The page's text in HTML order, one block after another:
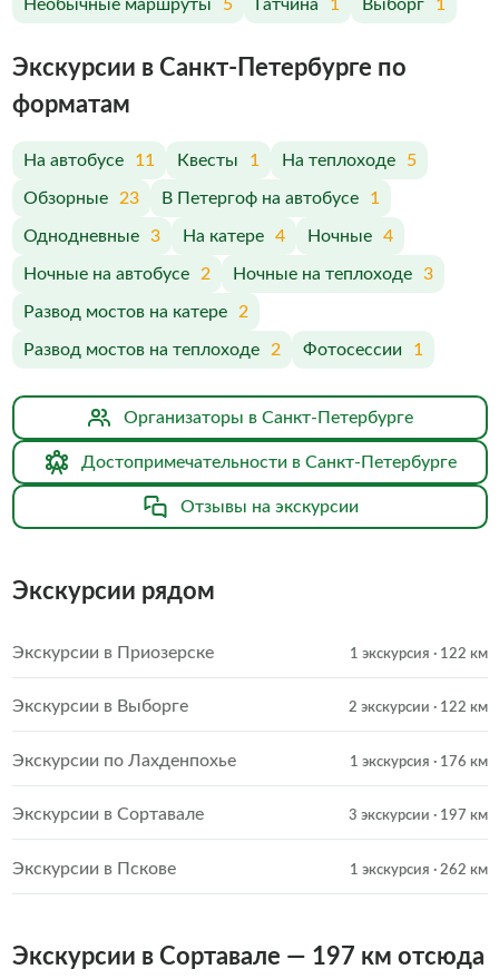
Необычные маршруты 5 Гатчина 1 Выборг 1
Экскурсии в Санкт-Петербурге по
форматам
На автобусе 11 Квесты 1 На теплоходе 5
Обзорные 23 В Петергоф на автобусе 1
Однодневные 3 На катере 4 Ночные 4
Ночные на автобусе 2 Ночные на теплоходе 3
Развод мостов на катере 2
Развод мостов на теплоходе 2 Фотосессии 1
Организаторы в Санкт-Петербурге
Достопримечательности в Санкт-Петербурге
Отзывы на экскурсии
Экскурсии рядом
Экскурсии в Приозерске 1 экскурсия · 122 км
Экскурсии в Выборге 2 экскурсии · 122 км
Экскурсии по Лахденпохье 1 экскурсия · 176 км
Экскурсии в Сортавале 3 экскурсии · 197 км
Экскурсии в Пскове 1 экскурсия · 262 км
Экскурсии в Сортавале — 197 км отсюда